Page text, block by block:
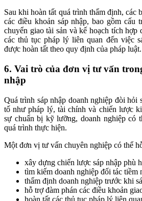
Sau khi hoàn tất quá trình thẩm định, các
các điều khoản sáp nhập, bao gồm cấu
chuyển giao tài sản và kế hoạch tích hợp
các thủ tục pháp lý liên quan đến việc
được hoàn tất theo quy định của pháp luật.
6. Vai trò của đơn vị tư vấn
nhập
Quá trình sáp nhập doanh nghiệp đòi hỏi
tố như pháp lý, tài chính và chiến lược
sự chuẩn bị kỹ lưỡng, doanh nghiệp có
quá trình thực hiện.
Một đơn vị tư vấn chuyên nghiệp có thể
xây dựng chiến lược sáp nhập phù
tìm kiếm doanh nghiệp đối tác tiềm
thẩm định doanh nghiệp trước khi
hỗ trợ đàm phán các điều khoản
hoàn tất các thủ tục pháp lý liên